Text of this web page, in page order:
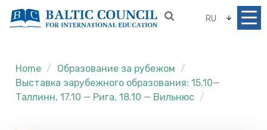
RU
Home
Образование за рубежом
Выставка зарубежного образования: 15.10—
Таллинн, 17.10 — Рига, 18.10 — Вильнюс